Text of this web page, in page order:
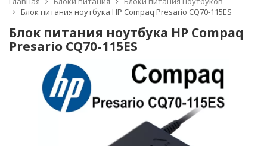
Блок питания ноутбука HP Compaq Presario CQ70-115ES
Блок питания ноутбука HP Compaq
Presario CQ70-115ES